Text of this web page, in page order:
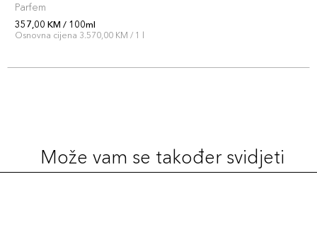
Parfem
357,00 KM / 100ml
Osnovna cijena 3.570,00 KM / 1 l
Može vam se također svidjeti